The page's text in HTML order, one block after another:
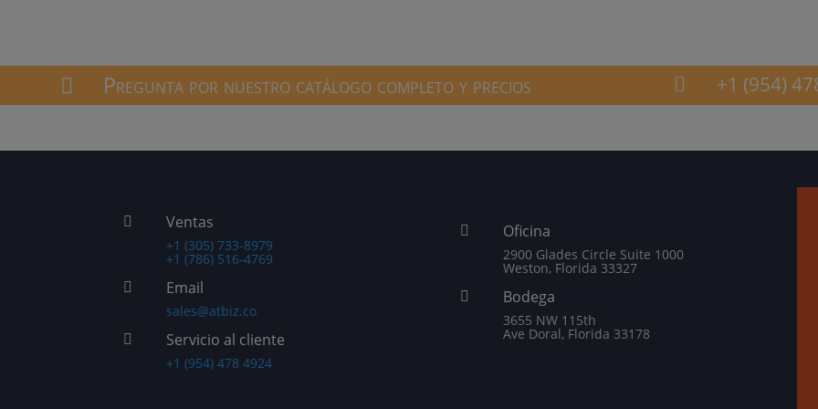
 Pregunta por nuestro catálogo completo y precios  +1 (954)
 Ventas
+1 (305) 733-8979
+1 (786) 516-4769
 Email
sales@atbiz.co
 Servicio al cliente
+1 (954) 478 4924
 Oficina
2900 Glades Circle Suite 1000
Weston, Florida 33327
 Bodega
3655 NW 115th
Ave Doral, Florida 33178